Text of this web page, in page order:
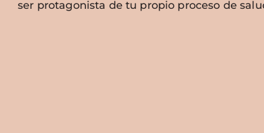
ser protagonista de tu propio proceso de